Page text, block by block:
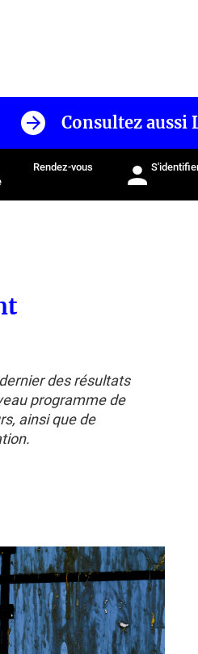
Consultez aussi
Rendez-vous
des résultats
programme de
ainsi que de